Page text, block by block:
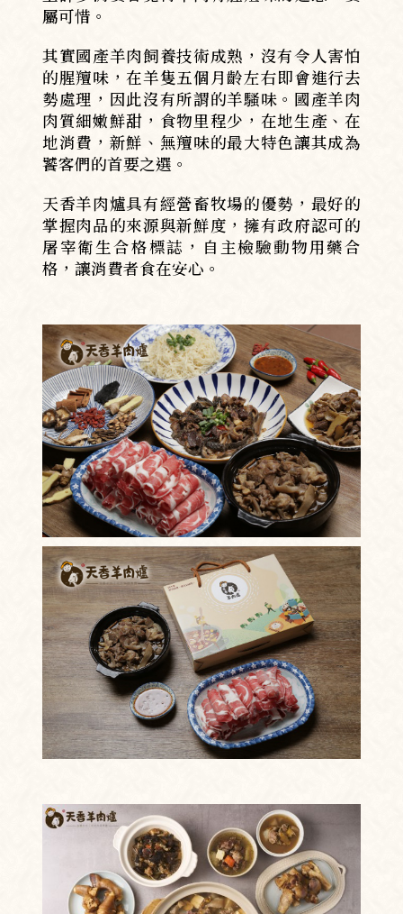
屬可惜。
其實國產羊肉飼養技術成熟，沒有令人害怕
的腥羶味，在羊隻五個月齡左右即會進行去
勢處理，因此沒有所謂的羊騷味。國產羊肉
肉質細嫩鮮甜，食物里程少，在地生產、在
地消費，新鮮、無羶味的最大特色讓其成為
饕客們的首要之選。
天香羊肉爐具有經營畜牧場的優勢，最好的
掌握肉品的來源與新鮮度，擁有政府認可的
屠宰衛生合格標誌，自主檢驗動物用藥合
格，讓消費者食在安心。